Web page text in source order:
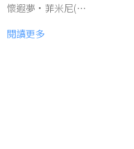
懷遐夢·菲米尼(…
閱讀更多